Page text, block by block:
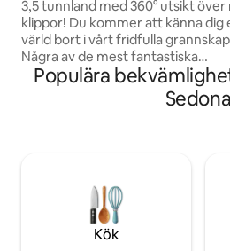
(King) Fantastisk utsikt
3,5 tunnland med 360° utsikt över
klippor! Du kommer att känna dig
värld bort i vårt fridfulla
Några av de mest fantastiska
obehindrade panoramautsikterna
området. Nära bästa
Thunder Mountain, Boynton
lederna, utforska virvlarna eller helt
enkelt koppla av och ladda
vid poolen, är vårt boende den
baslägret för din oförglömliga
Populära
Sedona
Kök